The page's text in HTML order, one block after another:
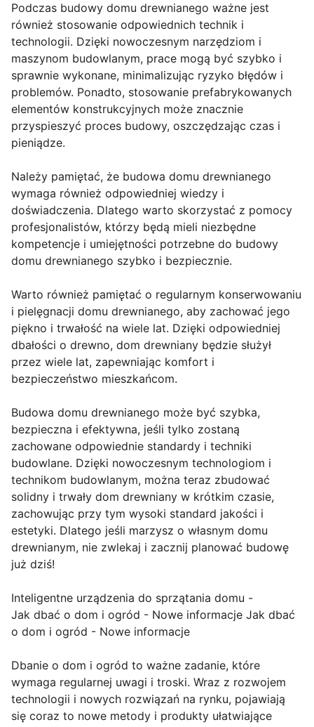
Podczas budowy domu drewnianego ważne jest
również stosowanie odpowiednich technik i
technologii. Dzięki nowoczesnym narzędziom i
maszynom budowlanym, prace mogą być szybko i
sprawnie wykonane, minimalizując ryzyko błędów i
problemów. Ponadto, stosowanie prefabrykowanych
elementów konstrukcyjnych może znacznie
przyspieszyć proces budowy, oszczędzając czas i
pieniądze.
Należy pamiętać, że budowa domu drewnianego
wymaga również odpowiedniej wiedzy i
doświadczenia. Dlatego warto skorzystać z pomocy
profesjonalistów, którzy będą mieli niezbędne
kompetencje i umiejętności potrzebne do budowy
domu drewnianego szybko i bezpiecznie.
Warto również pamiętać o regularnym konserwowaniu
i pielęgnacji domu drewnianego, aby zachować jego
piękno i trwałość na wiele lat. Dzięki odpowiedniej
dbałości o drewno, dom drewniany będzie służył
przez wiele lat, zapewniając komfort i
bezpieczeństwo mieszkańcom.
Budowa domu drewnianego może być szybka,
bezpieczna i efektywna, jeśli tylko zostaną
zachowane odpowiednie standardy i techniki
budowlane. Dzięki nowoczesnym technologiom i
technikom budowlanym, można teraz zbudować
solidny i trwały dom drewniany w krótkim czasie,
zachowując przy tym wysoki standard jakości i
estetyki. Dlatego jeśli marzysz o własnym domu
drewnianym, nie zwlekaj i zacznij planować budowę
już dziś!
Inteligentne urządzenia do sprzątania domu -
Jak dbać o dom i ogród - Nowe informacje Jak dbać
o dom i ogród - Nowe informacje
Dbanie o dom i ogród to ważne zadanie, które
wymaga regularnej uwagi i troski. Wraz z rozwojem
technologii i nowych rozwiązań na rynku, pojawiają
się coraz to nowe metody i produkty ułatwiające